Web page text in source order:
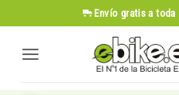
al
contenido
Envío gratis a toda